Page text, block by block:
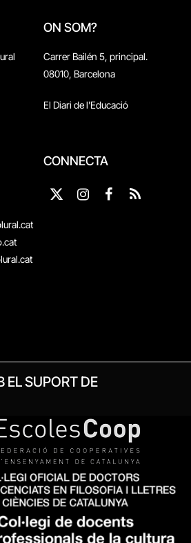
ON SOM?
Carrer Bailén 5, principal.
08010, Barcelona
El Diari de l'Educació
CONNECTA
X
Instagram
Facebook
RSS
EL SUPORT DE